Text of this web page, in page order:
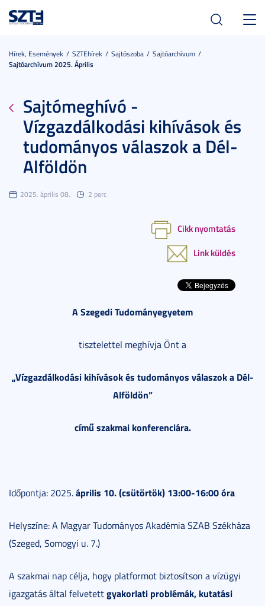
Hírek, Események SZTEhírek Sajtószoba
Sajtóarchívum
Sajtóarchívum 2025. Április
Sajtómeghívó -
Vízgazdálkodási kihívások és
tudományos válaszok a Dél-
Alföldön
2025. április 08. 2 perc
Cikk nyomtatás
Link küldés
A Szegedi Tudományegyetem
tisztelettel meghívja Önt a
„Vízgazdálkodási kihívások és tudományos válaszok a Dél-
Alföldön”
című szakmai konferenciára.
Időpontja: 2025.április 10. (csütörtök) 13:00-16:00 óra
Helyszíne: A Magyar Tudományos Akadémia SZAB Székháza
(Szeged, Somogyi u. 7.)
A szakmai nap célja, hogy platformot biztosítson a vízügyi
igazgatás által felvetettgyakorlati problémák, kutatási